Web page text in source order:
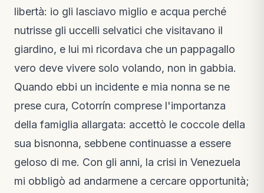
libertà: io gli lasciavo miglio e acqua perché
nutrisse gli uccelli selvatici che visitavano il
giardino, e lui mi ricordava che un pappagallo
vero deve vivere solo volando, non in gabbia.
Quando ebbi un incidente e mia nonna se ne
prese cura, Cotorrín comprese l'importanza
della famiglia allargata: accettò le coccole della
sua bisnonna, sebbene continuasse a essere
geloso di me. Con gli anni, la crisi in Venezuela
mi obbligò ad andarmene a cercare opportunità;